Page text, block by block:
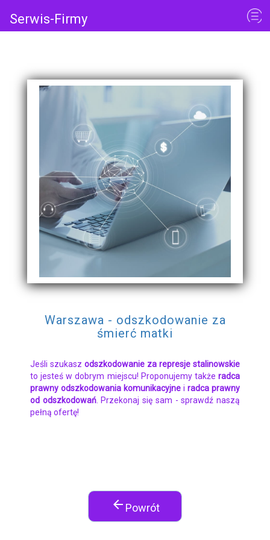
Serwis-Firmy
Warszawa - odszkodowanie za
śmierć matki
Jeśli szukasz odszkodowanie za represje stalinowskie
to jesteś w dobrym miejscu! Proponujemy także radca
prawny odszkodowania komunikacyjne i radca prawny
od odszkodowań. Przekonaj się sam - sprawdź naszą
pełną ofertę!
arrow_back Powrót